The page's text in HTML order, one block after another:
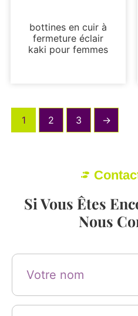
bottines en cuir à
fermeture éclair
kaki pour femmes
1 2 3 →
Si Vous Êtes
Nous